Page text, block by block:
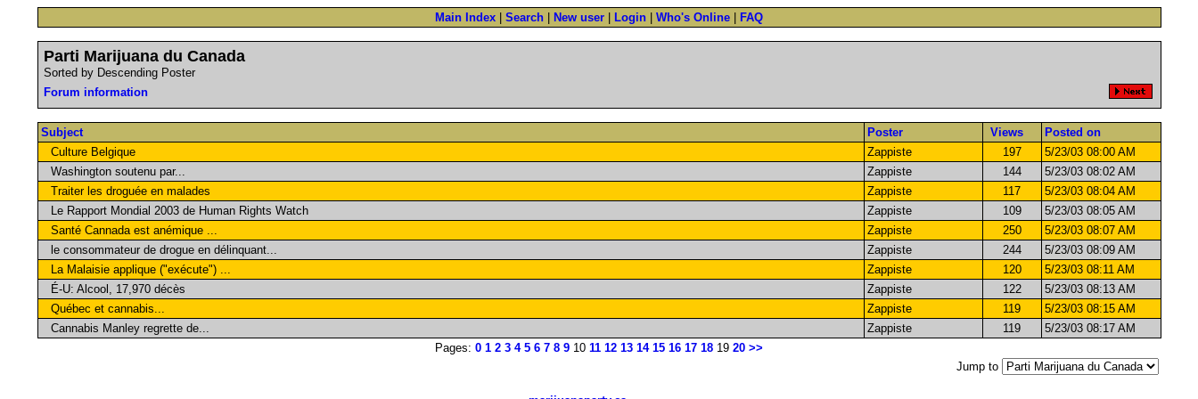
Main Index Search New user Login Who's Online FAQ
Parti Marijuana du Canada
Sorted by Descending Poster
Forum information
Subject Poster Views
Posted on
Culture Belgique
Zappiste 197
5/23/03 08:00 AM
Washington soutenu par...
Zappiste 144
5/23/03 08:02 AM
Traiter les droguée en malades
Zappiste 117
5/23/03 08:04 AM
Le Rapport Mondial 2003 de Human Rights Watch
Zappiste 109
5/23/03 08:05 AM
Santé Cannada est anémique ...
Zappiste 250
5/23/03 08:07 AM
le consommateur de drogue en délinquant...
Zappiste 244
5/23/03 08:09 AM
La Malaisie applique ("exécute") ...
Zappiste 120
5/23/03 08:11 AM
É-U: Alcool, 17,970 décès
Zappiste 122
5/23/03 08:13 AM
Québec et cannabis...
Zappiste 119
5/23/03 08:15 AM
Cannabis Manley regrette de...
Zappiste 119
5/23/03 08:17 AM
Pages: 0 1 2 3 4 5 6 7 8 9 10 11 12 13 14 15 16 17 18 19 20 >>
Jump to